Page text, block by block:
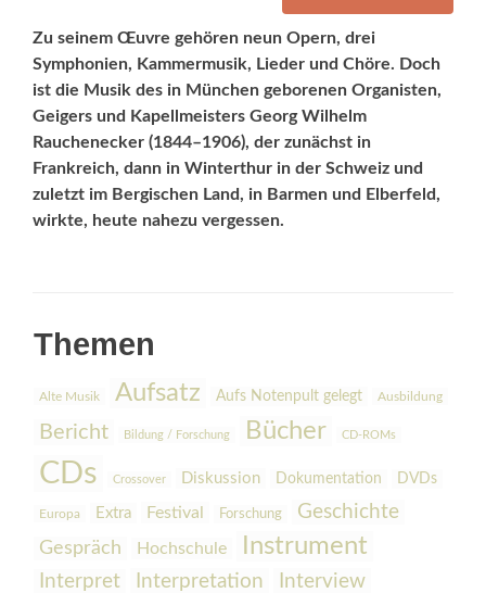
Zu seinem Œuvre gehören neun Opern, drei
Symphonien, Kammermusik, Lieder und Chöre. Doch
ist die Musik des in München geborenen Organisten,
Geigers und Kapellmeis­ters Georg Wilhelm
Rauchenecker (1844–1906), der zunächst in
Frankreich, dann in Winterthur in der Schweiz und
zuletzt im Bergischen Land, in Barmen und Elberfeld,
wirkte, heute nahezu vergessen.
Themen
Alte Musik Aufsatz Aufs Notenpult gelegt Ausbildung
Bericht Bildung / Forschung Bücher CD-ROMs
CDs Crossover Diskussion Dokumentation DVDs
Europa Extra Festival Forschung Geschichte
Gespräch Hochschule Instrument
Interpret Interpretation
Interview